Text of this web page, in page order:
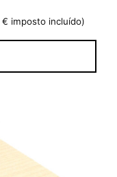
€ imposto incluído)